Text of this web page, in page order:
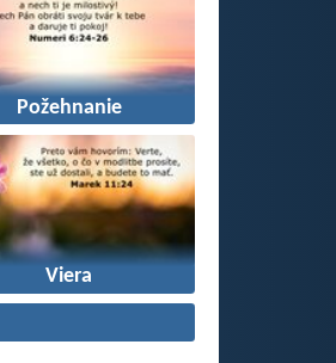
Požehnanie
Viera